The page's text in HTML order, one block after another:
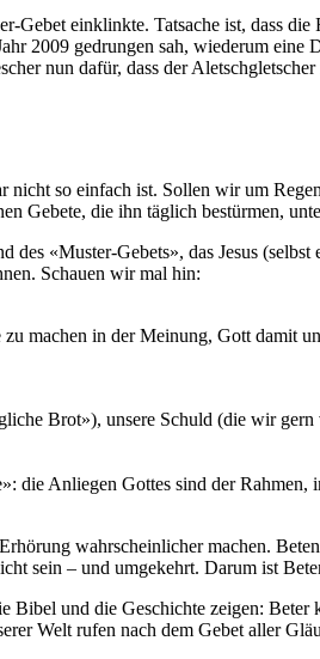
Gebet einklinkte. Tatsache ist, dass
2009 gedrungen sah, wiederum
nun dafür, dass der
so einfach ist. Sollen wir um
Gebete, die ihn täglich bestürmen,
des «Muster-Gebets», das Jesus
Schauen wir mal hin:
machen in der Meinung, Gott damit
Brot»), unsere Schuld (die wir
Anliegen Gottes sind der
wahrscheinlicher machen.
sein – und umgekehrt. Darum ist
Bibel und die Geschichte zeigen:
Welt rufen nach dem Gebet aller